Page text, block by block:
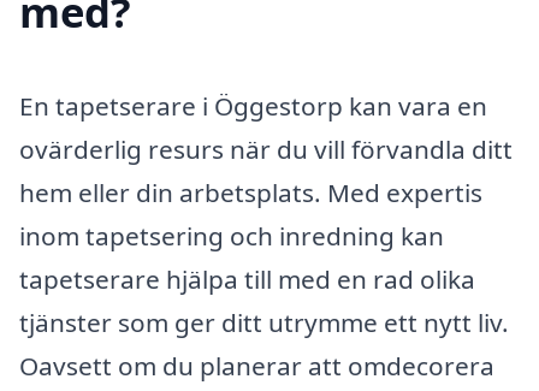
med?
En tapetserare i Öggestorp kan vara en
ovärderlig resurs när du vill förvandla ditt
hem eller din arbetsplats. Med expertis
inom tapetsering och inredning kan
tapetserare hjälpa till med en rad olika
tjänster som ger ditt utrymme ett nytt liv.
Oavsett om du planerar att omdecorera